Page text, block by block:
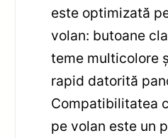
este optimizată
volan: butoane
teme multicolore
rapid datorită
Compatibilitatea
pe volan este un